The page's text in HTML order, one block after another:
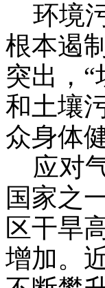
环境
根本遏
突出，
和土壤
众身体
应对
国家之
区干旱
增加。